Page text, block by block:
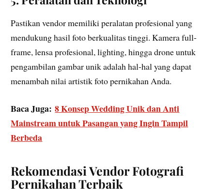
Pastikan vendor memiliki peralatan profesional yang
mendukung hasil foto berkualitas tinggi. Kamera full-
frame, lensa profesional, lighting, hingga drone untuk
pengambilan gambar unik adalah hal-hal yang dapat
menambah nilai artistik foto pernikahan Anda.
Baca Juga:8 Konsep Wedding Unik dan Anti
Mainstream untuk Pasangan yang Ingin Tampil
Berbeda
Rekomendasi Vendor Fotografi
Pernikahan Terbaik